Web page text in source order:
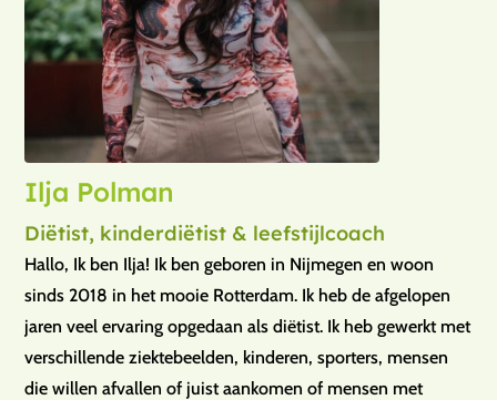
Ilja Polman
Diëtist, kinderdiëtist & leefstijlcoach
Hallo, Ik ben Ilja! Ik ben geboren in Nijmegen en woon
sinds 2018 in het mooie Rotterdam. Ik heb de afgelopen
jaren veel ervaring opgedaan als diëtist. Ik heb gewerkt met
verschillende ziektebeelden, kinderen, sporters, mensen
die willen afvallen of juist aankomen of mensen met